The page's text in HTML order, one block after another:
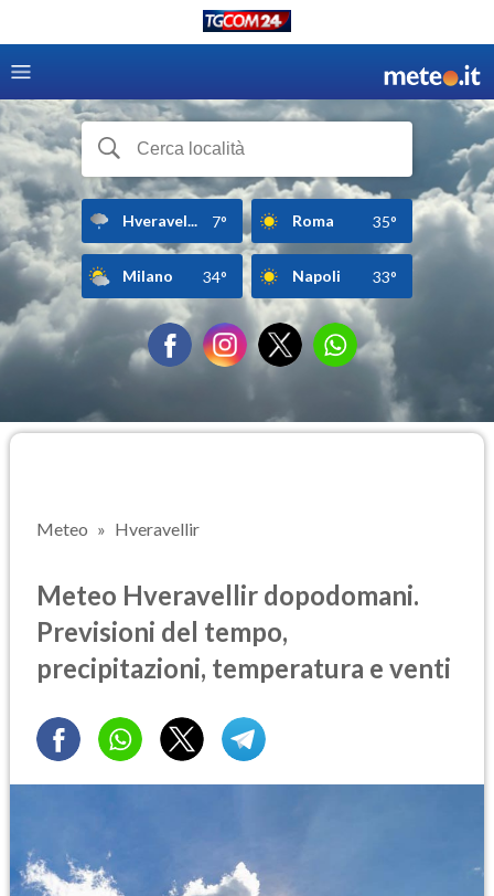
Hveravel... 7° Roma 35°
Milano 34° Napoli 33°
Meteo Hveravellir
Meteo Hveravellir dopodomani.
Previsioni del tempo,
precipitazioni, temperatura e venti